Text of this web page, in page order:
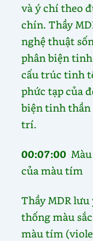
và ý chí theo
chín. Thầy
nghệ thuật
phân biện
cấu trúc tinh
phức tạp của
biện tinh thần
trí.
00:07:00
của màu tím
Thầy MDR
thống màu
màu tím